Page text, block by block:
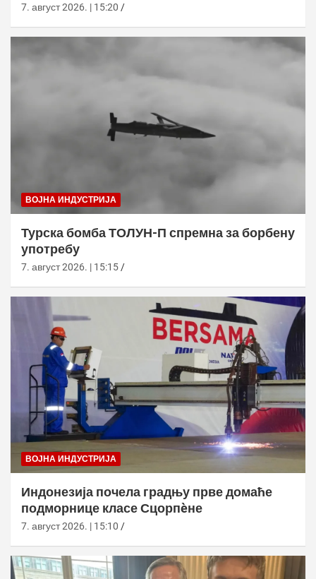
7. август 2026. | 15:20
ВОЈНА ИНДУСТРИЈА
Турска бомба ТОЛУН-П спремна за борбену
употребу
7. август 2026. | 15:15
ВОЈНА ИНДУСТРИЈА
Индонезија почела градњу прве домаће
подморнице класе Сцорпèне
7. август 2026. | 15:10